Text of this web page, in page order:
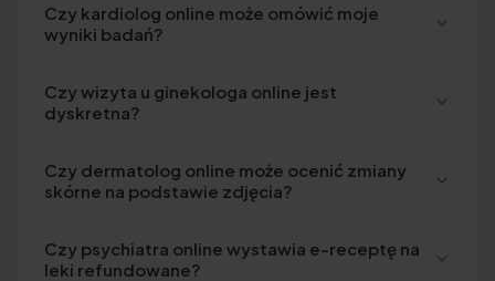
Czy kardiolog online może omówić moje
wyniki badań?
Czy wizyta u ginekologa online jest
dyskretna?
Czy dermatolog online może ocenić zmiany
skórne na podstawie zdjęcia?
Czy psychiatra online wystawia e-receptę na
leki refundowane?